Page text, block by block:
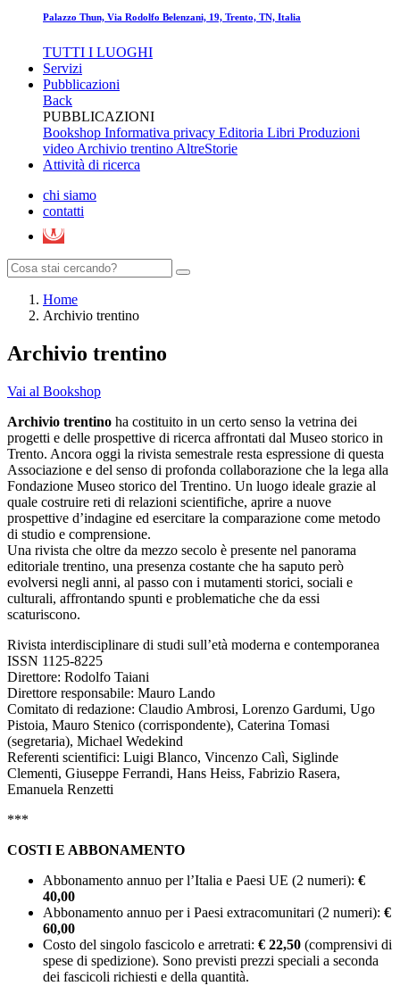
Palazzo Thun, Via Rodolfo Belenzani, 19, Trento, TN, Italia
TUTTI I LUOGHI
Servizi
Pubblicazioni
Back
PUBBLICAZIONI
Bookshop Informativa privacy Editoria Libri Produzioni
videoArchivio trentinoAltreStorie
Attività di ricerca
chi siamo
contatti
Home
Archivio trentino
Archivio trentino
Vai al Bookshop
Archivio trentino ha costituito in un certo senso la vetrina dei
progetti e delle prospettive di ricerca affrontati dal Museo storico in
Trento. Ancora oggi la rivista semestrale resta espressione di questa
Associazione e del senso di profonda collaborazione che la lega alla
Fondazione Museo storico del Trentino. Un luogo ideale grazie al
quale costruire reti di relazioni scientifiche, aprire a nuove
prospettive d’indagine ed esercitare la comparazione come metodo
di studio e comprensione.
Una rivista che oltre da mezzo secolo è presente nel panorama
editoriale trentino, una presenza costante che ha saputo però
evolversi negli anni, al passo con i mutamenti storici, sociali e
culturali, affrontando spunti e problematiche che da essi
scaturiscono.
Rivista interdisciplinare di studi sull’età moderna e contemporanea
ISSN 1125-8225
Direttore: Rodolfo Taiani
Direttore responsabile: Mauro Lando
Comitato di redazione: Claudio Ambrosi, Lorenzo Gardumi, Ugo
Pistoia, Mauro Stenico (corrispondente), Caterina Tomasi
(segretaria), Michael Wedekind
Referenti scientifici: Luigi Blanco, Vincenzo Calì, Siglinde
Clementi, Giuseppe Ferrandi, Hans Heiss, Fabrizio Rasera,
Emanuela Renzetti
***
COSTI E ABBONAMENTO
Abbonamento annuo per l’Italia e Paesi UE (2 numeri): €
40,00
Abbonamento annuo per i Paesi extracomunitari (2 numeri): €
60,00
Costo del singolo fascicolo e arretrati: € 22,50 (comprensivi di
spese di spedizione). Sono previsti prezzi speciali a seconda
dei fascicoli richiesti e della quantità.